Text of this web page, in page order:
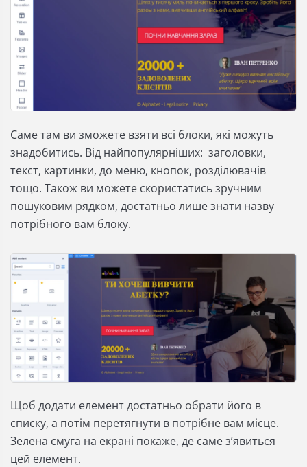
Саме там ви зможете взяти всі блоки, які можуть
знадобитись. Від найпопулярніших: заголовки,
текст, картинки, до меню, кнопок, розділювачів
тощо. Також ви можете скористатись зручним
пошуковим рядком, достатньо лише знати назву
потрібного вам блоку.
Щоб додати елемент достатньо обрати його в
списку, а потім перетягнути в потрібне вам місце.
Зелена смуга на екрані покаже, де саме з’явиться
цей елемент.